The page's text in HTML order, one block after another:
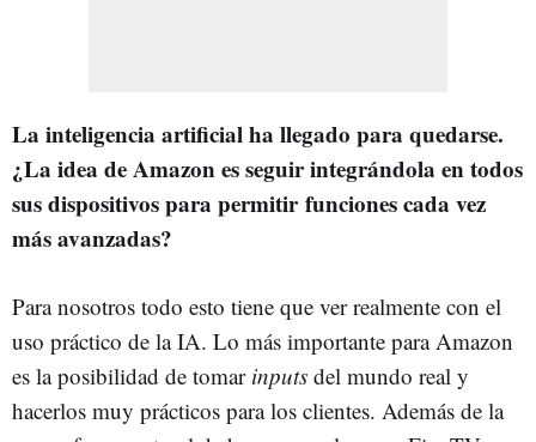
La inteligencia artificial ha llegado para quedarse.
¿La idea de Amazon es seguir integrándola en todos
sus dispositivos para permitir funciones cada vez
más avanzadas?
Para nosotros todo esto tiene que ver realmente con el
uso práctico de la IA. Lo más importante para Amazon
es la posibilidad de tomar inputs del mundo real y
hacerlos muy prácticos para los clientes. Además de la